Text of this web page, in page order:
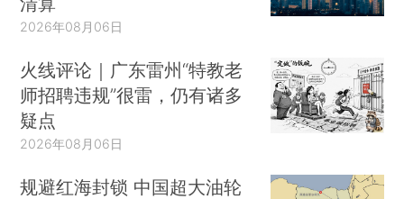
2026年08月06日
火线评论｜广东雷州“特教老
师招聘违规”很雷，仍有诸多
疑点
2026年08月06日
规避红海封锁 中国超大油轮